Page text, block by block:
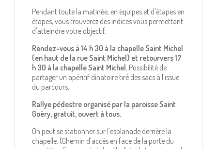
Pendant toute la matinée, en équipes et d'étapes en
étapes, vous trouverez des indices vous permettant
d'atteindre votre objectif.
Rendez-vous à 14 h 30 à la chapelle Saint Michel
(en haut de la rue Saint Michel) et retourvers 17
h 30 à la chapelle Saint Michel. Possibilité de
partager un apéritif dînatoire tiré des sacs à l'issue
du parcours.
Rallye pédestre organisé par la paroisse Saint
Goëry, gratuit, ouvert à tous.
On peut se stationner sur l'esplanade derrière la
chapelle. (Chemin d'accès en face de la porte du